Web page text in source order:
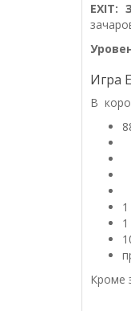
EXIT:
Игра
В
Кроме